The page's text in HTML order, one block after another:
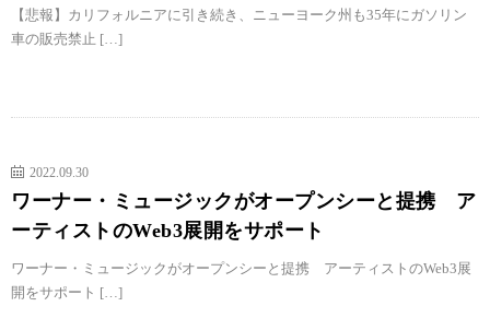
【悲報】カリフォルニアに引き続き、ニューヨーク州も35年にガソリン
車の販売禁止 […]
2022.09.30
ワーナー・ミュージックがオープンシーと提携 ア
ーティストのWeb3展開をサポート
ワーナー・ミュージックがオープンシーと提携 アーティストのWeb3展
開をサポート […]